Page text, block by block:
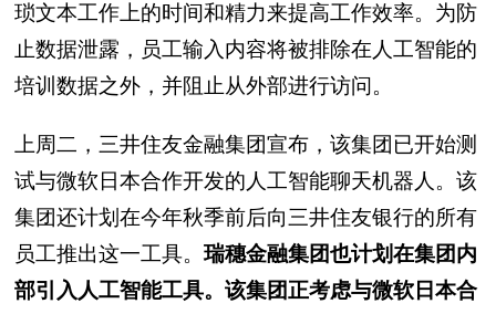
琐文本工作上的时间和精力来提高工作效率。为防
止数据泄露，员工输入内容将被排除在人工智能的
培训数据之外，并阻止从外部进行访问。
上周二，三井住友金融集团宣布，该集团已开始测
试与微软日本合作开发的人工智能聊天机器人。该
集团还计划在今年秋季前后向三井住友银行的所有
员工推出这一工具。瑞穗金融集团也计划在集团内
部引入人工智能工具。该集团正考虑与微软日本合